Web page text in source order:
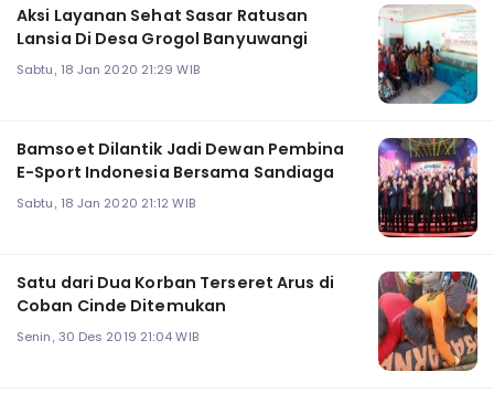
Aksi Layanan Sehat Sasar Ratusan
Lansia Di Desa Grogol Banyuwangi
Sabtu, 18 Jan 2020 21:29 WIB
Bamsoet Dilantik Jadi Dewan Pembina
E-Sport Indonesia Bersama Sandiaga
Sabtu, 18 Jan 2020 21:12 WIB
Satu dari Dua Korban Terseret Arus di
Coban Cinde Ditemukan
Senin, 30 Des 2019 21:04 WIB